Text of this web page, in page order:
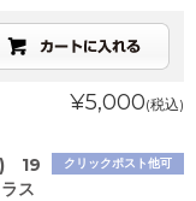
¥5,000(税込)
クリックポスト他可
19
ス